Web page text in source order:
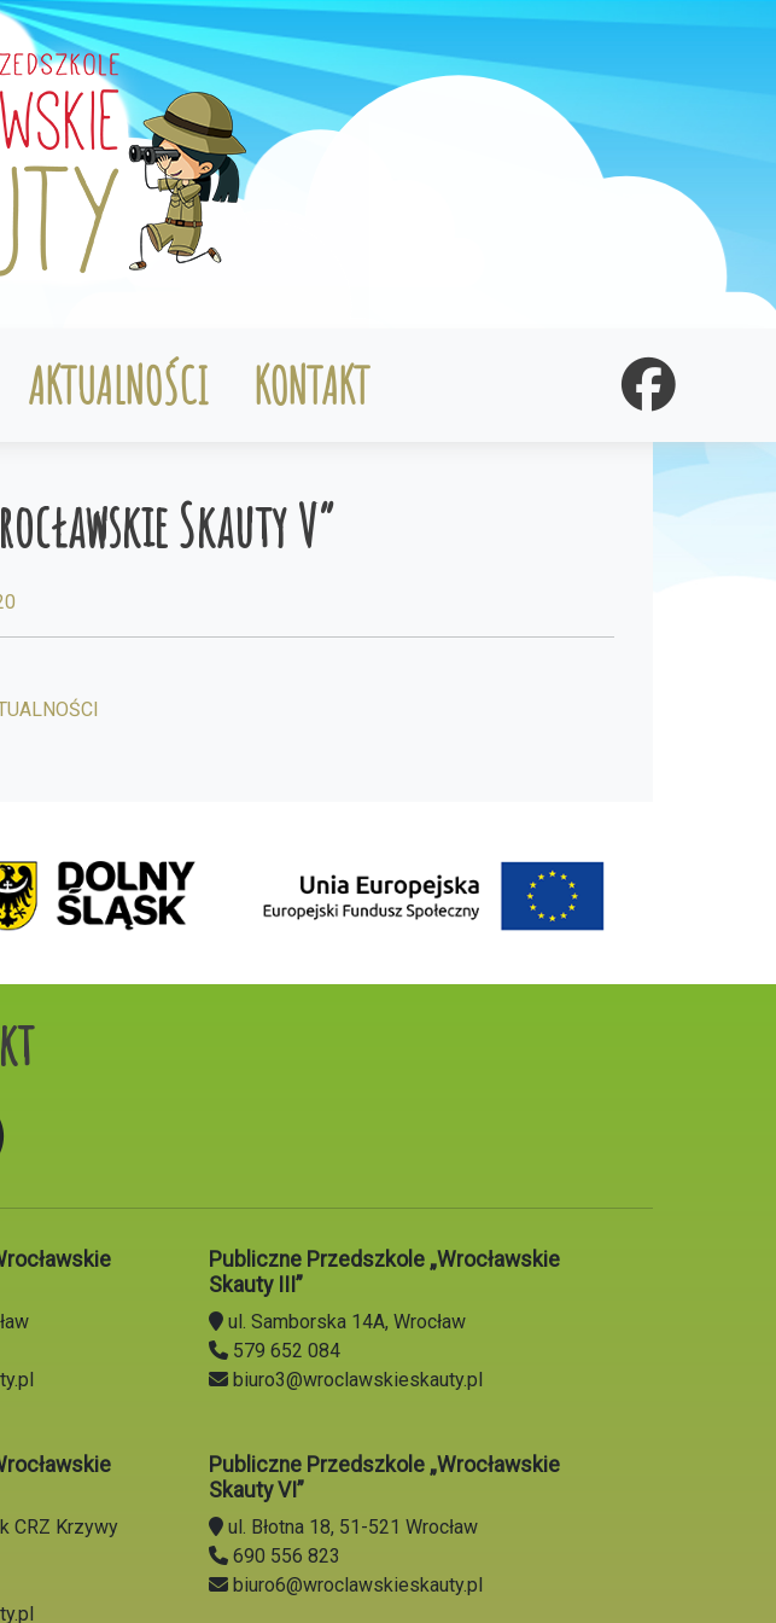
AKTUALNOŚCI KONTAKT
Skauty V”
Publiczne Przedszkole „Wrocławskie
Skauty III”
ul. Samborska 14A, Wrocław
579 652 084
biuro3@wroclawskieskauty.pl
CRZ Krzywy
Publiczne Przedszkole „Wrocławskie
Skauty VI”
ul. Błotna 18, 51-521 Wrocław
690 556 823
biuro6@wroclawskieskauty.pl